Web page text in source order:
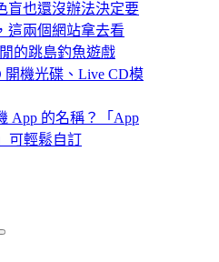
盲也還沒辦法決定要
這兩個網站拿去看
的跳島釣魚遊戲
開機光碟、Live CD模
App 的名稱？「App
可輕鬆自訂